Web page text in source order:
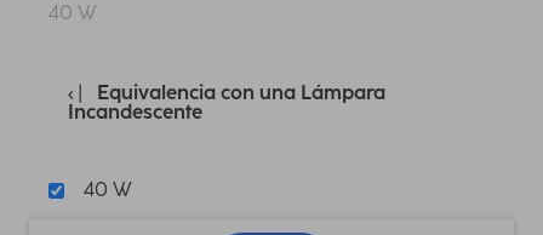
40 W
Equivalencia con una Lámpara
Incandescente
40 W